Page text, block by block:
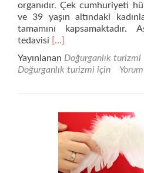
organıdır. Çek cumhuriyeti
ve 39 yaşın altındaki
tamamını kapsamaktadır.
tedavisi Daha
okuyunÇEK
cumhuriyeti
doğurganlık
turizm
destinasyonu
haline
geldi?
[…]
Yayınlanan Doğurganlık turizmi
Doğurganlık turizmi için